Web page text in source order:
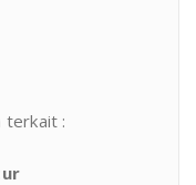
terkait :